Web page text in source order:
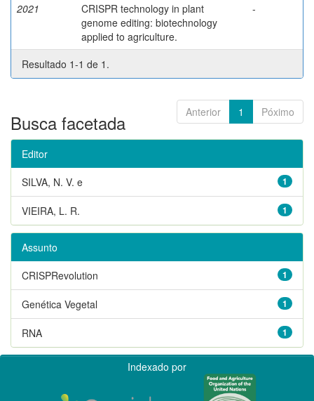
2021
CRISPR technology in plant
genome editing: biotechnology
applied to agriculture.
-
Resultado 1-1 de 1.
Anterior 1 Póximo
Busca facetada
Editor
1
SILVA, N. V. e
1
VIEIRA, L. R.
Assunto
1
CRISPRevolution
1
Genética Vegetal
1
RNA
Indexado por